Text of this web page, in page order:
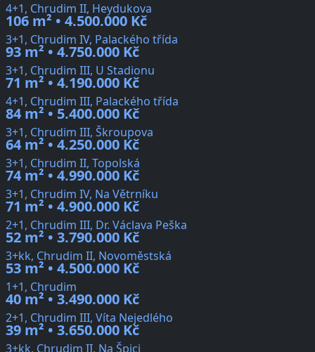
4+1, Chrudim II, Heydukova
106 m² • 4.500.000 Kč
3+1, Chrudim IV, Palackého třída
93 m² • 4.750.000 Kč
3+1, Chrudim III, U Stadionu
71 m² • 4.190.000 Kč
4+1, Chrudim III, Palackého třída
84 m² • 5.400.000 Kč
3+1, Chrudim III, Škroupova
64 m² • 4.250.000 Kč
3+1, Chrudim II, Topolská
74 m² • 4.990.000 Kč
3+1, Chrudim IV, Na Větrníku
71 m² • 4.900.000 Kč
2+1, Chrudim III, Dr. Václava Peška
52 m² • 3.790.000 Kč
3+kk, Chrudim II, Novoměstská
53 m² • 4.500.000 Kč
1+1, Chrudim
40 m² • 3.490.000 Kč
2+1, Chrudim III, Víta Nejedlého
39 m² • 3.650.000 Kč
3+kk, Chrudim II, Na Špici